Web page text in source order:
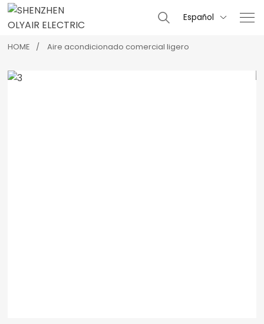
Español 
HOME Aire acondicionado comercial ligero